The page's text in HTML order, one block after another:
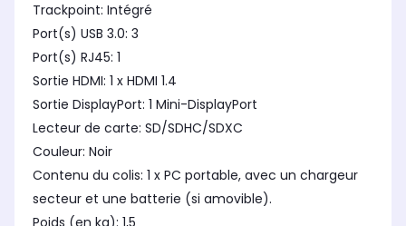
Trackpoint: Intégré
Port(s) USB 3.0: 3
Port(s) RJ45: 1
Sortie HDMI: 1 x HDMI 1.4
Sortie DisplayPort: 1 Mini-DisplayPort
Lecteur de carte: SD/SDHC/SDXC
Couleur: Noir
Contenu du colis: 1 x PC portable, avec un chargeur
secteur et une batterie (si amovible).